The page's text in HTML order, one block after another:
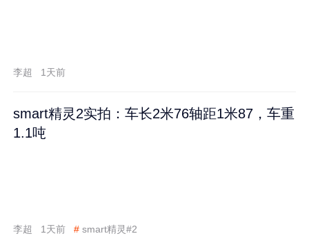
李超 1天前
smart精灵2实拍：车长2米76轴距1米87，车重
1.1吨
李超 1天前 # smart精灵#2